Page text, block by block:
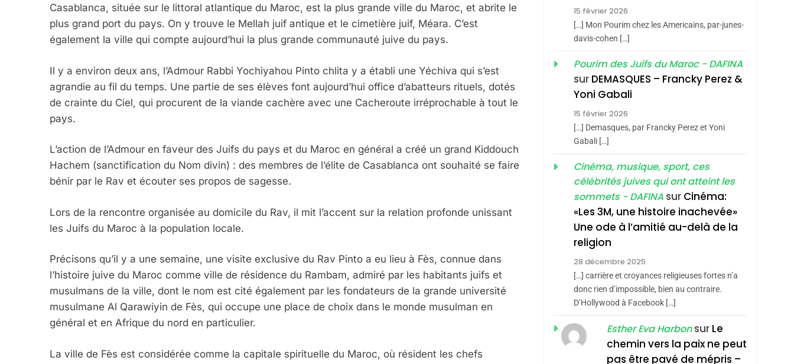
Casablanca, située sur le littoral atlantique du Maroc, est la plus grande ville du Maroc, et abrite le
plus grand port du pays. On y trouve le Mellah juif antique et le cimetière juif, Méara. C’est
également la ville qui compte aujourd’hui la plus grande communauté juive du pays.
Il y a environ deux ans, l’Admour Rabbi Yochiyahou Pinto chlita y a établi une Yéchiva qui s’est
agrandie au fil du temps. Une partie de ses élèves font aujourd’hui office d’abatteurs rituels, dotés
de crainte du Ciel, qui procurent de la viande cachère avec une Cacheroute irréprochable à tout le
pays.
L’action de l’Admour en faveur des Juifs du pays et du Maroc en général a créé un grand Kiddouch
Hachem (sanctification du Nom divin) : des membres de l’élite de Casablanca ont souhaité se faire
bénir par le Rav et écouter ses propos de sagesse.
Lors de la rencontre organisée au domicile du Rav, il mit l’accent sur la relation profonde unissant
les Juifs du Maroc à la population locale.
Précisons qu’il y a une semaine, une visite exclusive du Rav Pinto a eu lieu à Fès, connue dans
l’histoire juive du Maroc comme ville de résidence du Rambam, admiré par les habitants juifs et
musulmans de la ville, dont le nom est cité également par les fondateurs de la grande université
musulmane Al Qarawiyin de Fès, qui occupe une place de choix dans le monde musulman en
général et en Afrique du nord en particulier.
La ville de Fès est considérée comme la capitale spirituelle du Maroc, où résident les chefs
2
Dis Guerre»: La
Nouvelle Chanson De
Boy George
ISRAÉL JUDAISME
Accords D’Isaac:
L’alliance Pourrait
S’étendre À 13 Pays
D’Amérique Latine
ISRAÉL JUDAISME
5
Meurtrière Selon Le
Rapport D’ADL
Contre
L’antisémitisme
FRANCE ISRAÉL
FIÈRE, DIGNE ET
RÉSILIENTE :
POURQUOI JE
REVENDIQUE MA
ISRAÉL JUDAISME
15 février 2026
[…] Mon Pourim chez les Americains, par-junes-
davis-cohen […]
Pourim des Juifs du Maroc - DAFINA
sur DEMASQUES – Francky Perez &
Yoni Gabali
15 février 2026
[…] Demasques, par Francky Perez et Yoni
Gabali […]
Cinéma, musique, sport, ces
célébrités juives qui ont atteint les
sommets - DAFINA sur Cinéma:
«Les 3M, une histoire inachevée»
Une ode à l’amitié au-delà de la
religion
28 décembre 2025
[…] carrière et croyances religieuses fortes n’a
donc rien d’impossible, bien au contraire.
D’Hollywood à Facebook […]
Esther Eva Harbonsur Le
chemin vers la paix ne peut
pas être pavé de mépris –